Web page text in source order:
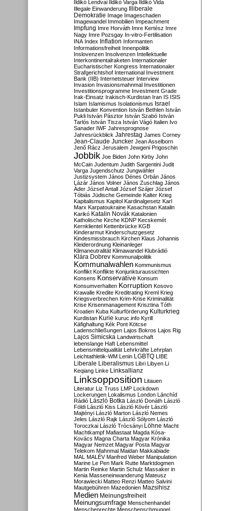
Ildikó Lendvai Ildikó Varga Ildikó Vida
Illegale Einwanderung Illiberale
Demokratie Image Imageschaden
Imagewandel Immobilien Impeachment
Impfung Imre Horváth Imre Kertész Imre
Nagy Imre Pozsgay In-vitro-Fertilisation
INA Index Inflation Informanten
Informationsfreiheit Innenpolitik
Inslovenzen Insolvenzen Intellektuelle
Interkontinentalraketen Internationaler
Eucharistischer Kongress Internationaler
Strafgerichtshof International Investment
Bank (IIB) Internetsteuer Interview
Invasion Invasionsmahnmal Investitionen
Investitionsprogramme Investment Grade
Irak-Einsatz Irakisch-Kurdistan Iran IS ISIS
Islam Islamismus Isolationismus Israel
Istanbuler Konvention István Bethlen István
Pukli István Pásztor István Szabó István
Tarlós István Tisza István Vágó Italien Ivo
Sanader IWF Jahresprognose
Jahresrückblick Jahrestag James Corney
Jean-Claude Juncker Jean Asselborn
Jenő Rácz Jerusalem Jewgeni Prigoschin
Jobbik Joe Biden John Kirby John
McCain Judentum Judith Sargentini Judit
Varga Jugendschutz Jungwähler
Justizsystem János Dénes Orbán János
Lázár János Volner János Zuschlag János
Áder József Antall József Szájer József
Tóbiás Jüdische Gemeinde Kalter Krieg
Kapitalismus Kapitol Kardinalgesetz Karl
Marx Karpatoukraine Kasachstan Katalin
Karikó Katalin Novák Katalonien
Katholische Kirche KDNP Kecskemét
Kernklientel Kettenbrücke KGB
Kinderarmut Kinderschutzgesetz
Kindesmissbrauch Kirchen Klaus Johannis
Kleiderordnung Kleinanleger
Klimaneutralität Klimawandel Klubrádió
Klára Dobrev Kommunalpolitik
Kommunalwahlen Kommunismus
Konflikt Konflikte Konjunkturaussichten
Konsens Konservative Konsum
Konsumverhalten Korruption Kosovo
Krawalle Kredite Kreditrating Kreml Krieg
Kriegsverbrechen Krim-Krise Kriminalität
Krise Krisenmanagement Krisztina Tóth
Kroatien Kuba Kulturförderung Kulturkrieg
Kurdistan Kurie kuruc.info Kyrill
Käfighaltung Kék Pont Kötcse
Ladenschließungen Lajos Bokros Lajos Rig
Lajos Simicska Landwirtschaft
lebenslange Haft Lebensmittel
Lebensmittelqualität Lehrkräfte Lehrplan
Leichtathletik-WM Lenin LGBTQ LIBE
Liberale Liberalismus Libri Libyen Li
Keqiang Linke Linksallianz
Linksopposition Litauen
Literatur Liz Truss LMP Lockdown
Lockerungen Lokalismus London Lánchíd
Rádió
László Botka László Donáth László
Földi László Kiss László Kövér László
Majtényi László Marton László Nemes
Jeles László Rajk László Sólyom László
Toroczkai László Trócsányi Löhne Macht
Machtkampf Mafiastaat Magda Kósa-
Kovács Magna Charta Magyar Krónika
Magyar Nemzet Magyar Posta Magyar
Telekom Mahnmal Maidan Makkabiade
MAL MALÉV Manfred Weber Manipulation
Marine Le Pen Mark Rutte Marktdogmen
Martin Reinke Martin Schulz Massaker in
Kenia Masseneinwanderung Mateusz
Morawiecki Matteo Renzi Matteo Salvini
Mautgebühren Mazedonien Mazsihisz
Medien Meinungsfreiheit
Meinungsumfrage Menschenhandel
Menschenrechte Menschenschmuggel